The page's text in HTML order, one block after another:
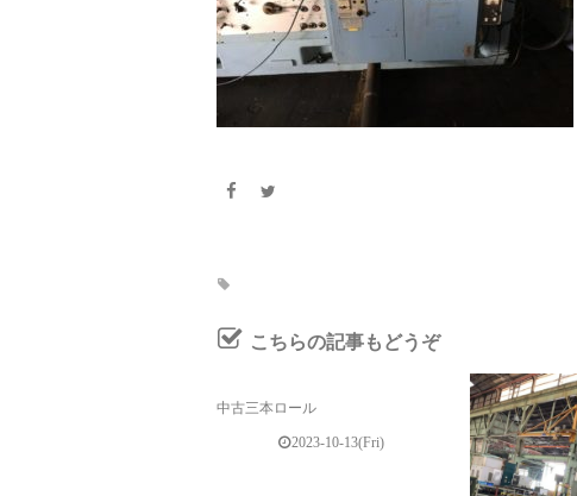
こちらの記事もどうぞ
中古三本ロール
2023-10-13(Fri)